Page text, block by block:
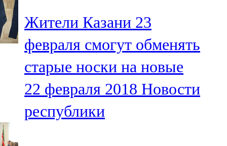
106,1 FM
Кама тамагы
71,51 FM
Кукмара
107,9 FM
Жители Казани 23
февраля смогут обменять
старые носки на новые
22 февраля 2018 Новости
республики